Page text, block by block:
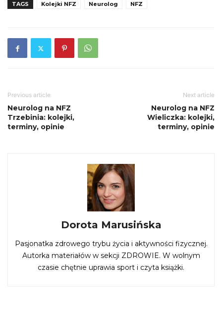
TAGS Kolejki NFZ Neurolog NFZ
Previous article
Neurolog na NFZ
Trzebinia: kolejki,
terminy, opinie
Next article
Neurolog na NFZ
Wieliczka: kolejki,
terminy, opinie
Dorota Marusińska
Pasjonatka zdrowego trybu życia i aktywności fizycznej.
Autorka materiałów w sekcji ZDROWIE. W wolnym
czasie chętnie uprawia sport i czyta książki.